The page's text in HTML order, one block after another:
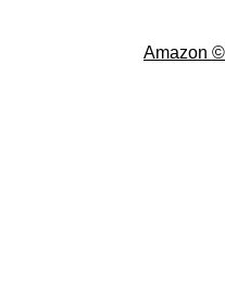
Amazon ©